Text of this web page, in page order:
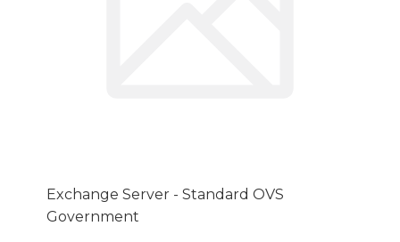
Exchange Server - Standard OVS
Government